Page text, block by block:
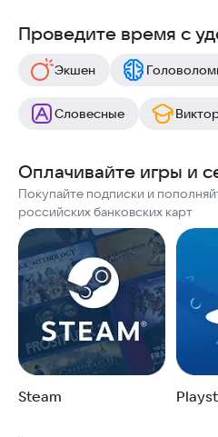
Проведите время с
Экшен
Словесные
Оплачивайте игры и
Покупайте подписки и
российских банковских карт
Steam